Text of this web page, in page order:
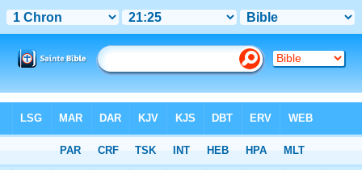
>Chapitre 21 > Verset 25